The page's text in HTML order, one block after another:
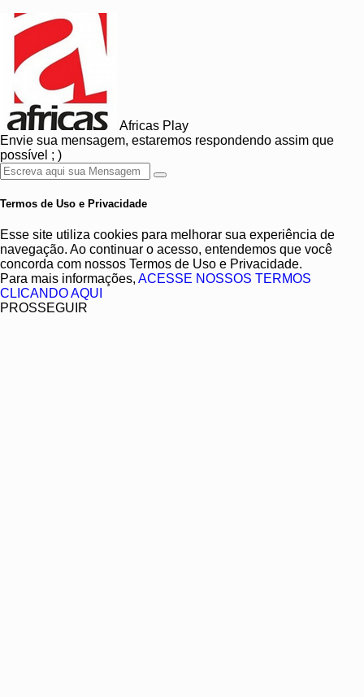
Africas Play
Envie sua mensagem, estaremos respondendo assim que
possível ; )
Termos de Uso e Privacidade
Esse site utiliza cookies para melhorar sua experiência de
navegação. Ao continuar o acesso, entendemos que você
concorda com nossos Termos de Uso e Privacidade.
Para mais informações, ACESSE NOSSOS TERMOS
CLICANDO AQUI
PROSSEGUIR